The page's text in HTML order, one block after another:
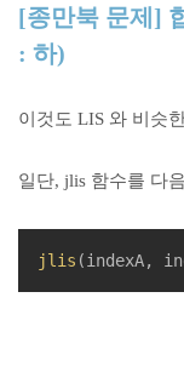
[종만북 문제]
: 하)
이것도 LIS 와 비슷
일단, jlis 함수를 다
jlis (indexA,